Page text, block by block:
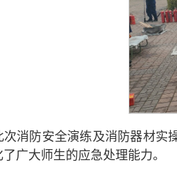
次消防安全演练及消防器材实
广大师生的应急处理能力。